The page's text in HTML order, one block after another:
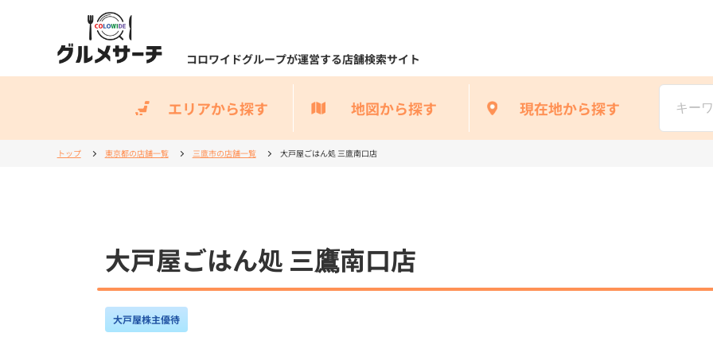
コロワイドグループが運営する店舗検索サイト
エリアから探す 地図から探す 現在地から探す
トップ 東京都の店舗一覧 三鷹市の店舗一覧 大戸屋ごはん処 三鷹南口店
大戸屋ごはん処 三鷹南口店
大戸屋株主優待